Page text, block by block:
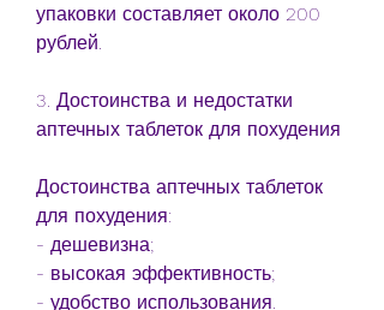
упаковки составляет около 200
рублей.
3. Достоинства и недостатки
аптечных таблеток для похудения
Достоинства аптечных таблеток
для похудения:
- дешевизна;
- высокая эффективность;
- удобство использования.